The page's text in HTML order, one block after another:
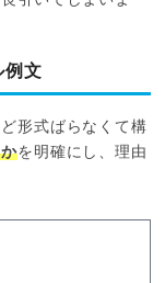
例文
形式ばらなくて構
を明確にし、理由